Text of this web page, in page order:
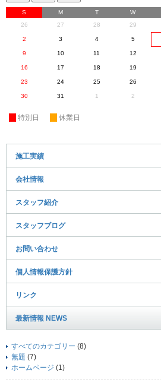
S M T W
26
27 28 29
2 3 4 5
9 10 11 12
16 17 18 19
23 24 25 26
30 31 1 2
特別日 休業日
施工実績
会社情報
スタッフ紹介
スタッフブログ
お問い合わせ
個人情報保護方針
リンク
最新情報 NEWS
すべてのカテゴリー (8)
無題 (7)
ホームページ (1)